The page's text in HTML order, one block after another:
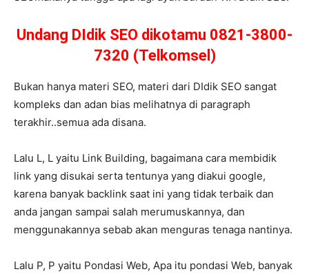
Undang DIdik SEO dikotamu 0821-3800-
7320 (Telkomsel)
Bukan hanya materi SEO, materi dari DIdik SEO sangat
kompleks dan adan bias melihatnya di paragraph
terakhir..semua ada disana.
Lalu L, L yaitu Link Building, bagaimana cara membidik
link yang disukai serta tentunya yang diakui google,
karena banyak backlink saat ini yang tidak terbaik dan
anda jangan sampai salah merumuskannya, dan
menggunakannya sebab akan menguras tenaga nantinya.
Lalu P, P yaitu Pondasi Web, Apa itu pondasi Web, banyak